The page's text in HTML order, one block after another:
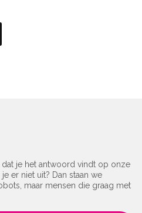
dat je het antwoord vindt op onze
er niet uit? Dan staan we
maar mensen die graag met